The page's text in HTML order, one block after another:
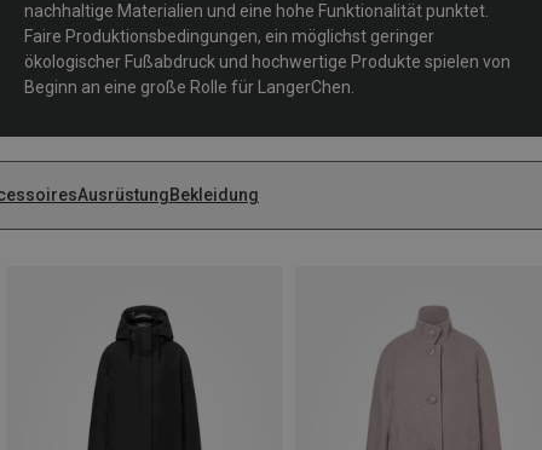
nachhaltige Materialien und eine hohe Funktionalität punktet.
Faire Produktionsbedingungen, ein möglichst geringer
ökologischer Fußabdruck und hochwertige Produkte spielen von
Beginn an eine große Rolle für LangerChen.
AusrüstungBekleidung